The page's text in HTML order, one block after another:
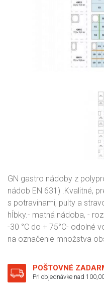
GN gastro nádoby z
nádob EN 631) .Kvalitné,
s potravinami, pulty a
hĺbky.- matná nádoba, -
-30 °C do + 75°C- odolné
na označenie množstva
POŠTOVNÉ
Pri objednávke nad